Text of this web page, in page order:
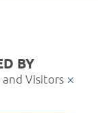
BY
Visitors